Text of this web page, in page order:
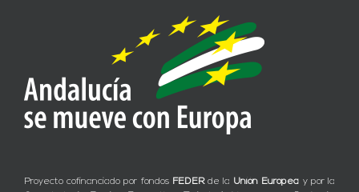
Proyecto cofinanciado por fondos FEDERde la Unión Europea y por la